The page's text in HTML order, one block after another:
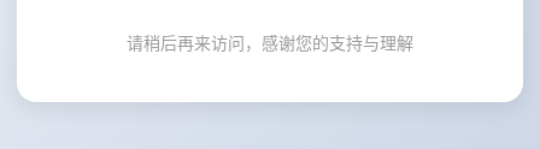
请稍后再来访问，感谢您的支持与理解